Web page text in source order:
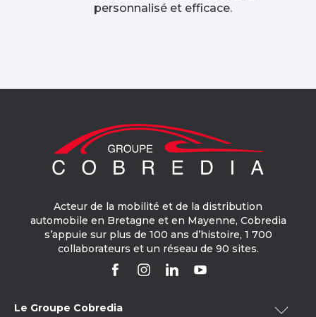
personnalisé et efficace.​
Acteur de la mobilité et de la distribution
automobile en Bretagne et en Mayenne, Cobredia
s’appuie sur plus de 100 ans d’histoire, 1 700
collaborateurs et un réseau de 90 sites.
Le Groupe Cobredia